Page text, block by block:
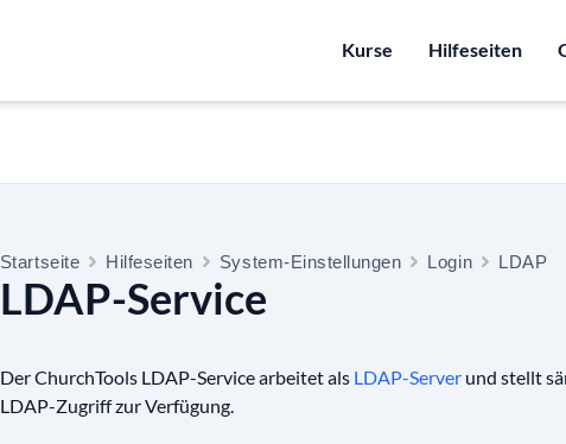
Kurse Hilfeseiten
Startseite Hilfeseiten System-Einstellungen Login LDAP
LDAP-Service
Der ChurchTools LDAP-Service arbeitet als LDAP-Serverund stellt
LDAP-Zugriff zur Verfügung.